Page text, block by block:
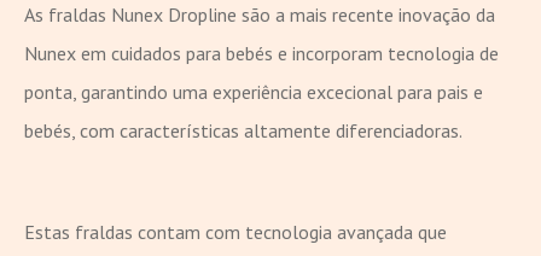
As fraldas Nunex Dropline são a mais recente inovação da
Nunex em cuidados para bebés e incorporam tecnologia de
ponta, garantindo uma experiência excecional para pais e
bebés, com características altamente diferenciadoras.
Estas fraldas contam com tecnologia avançada que